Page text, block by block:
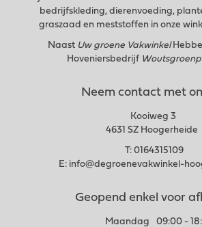
bedrijfskleding, dierenvoeding,
graszaad en meststoffen in onze
Naast Uw groene Vakwinkel
Hoveniersbedrijf
Neem contact met
Kooiweg 3
4631 SZ Hoogerheide
T: 0164315109
E: info@degroenevakwinkel-
Geopend enkel voor
Maandag
09:00 -